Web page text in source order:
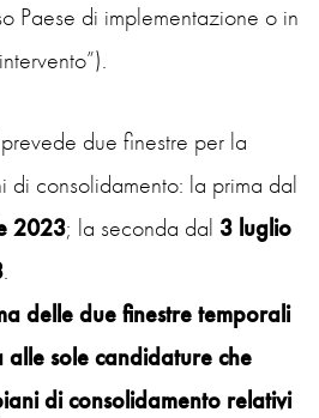
Paese di implementazione o in
prevede due finestre per la
di consolidamento: la prima dal
2023; la seconda dal 3 luglio
.
delle due finestre temporali
alle sole candidature che
di consolidamento relativi